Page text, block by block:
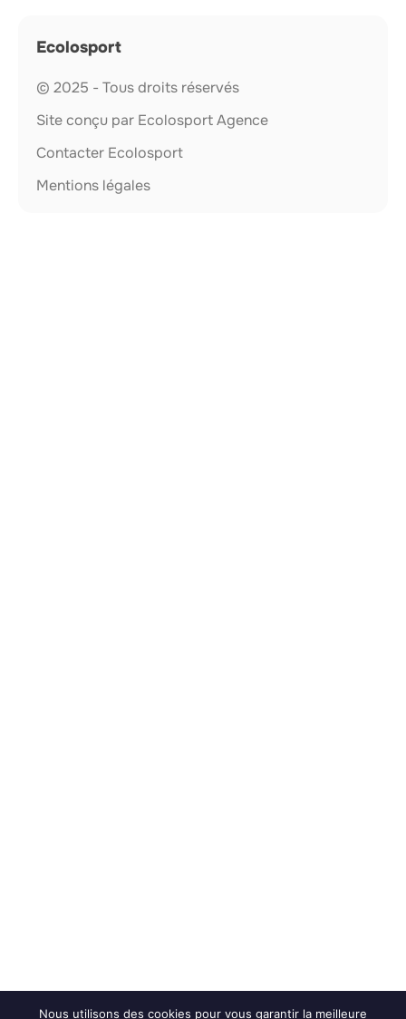
Ecolosport
© 2025 - Tous droits réservés
Site conçu par Ecolosport Agence
Contacter Ecolosport
Mentions légales
Nous utilisons des cookies pour vous garantir la meilleure